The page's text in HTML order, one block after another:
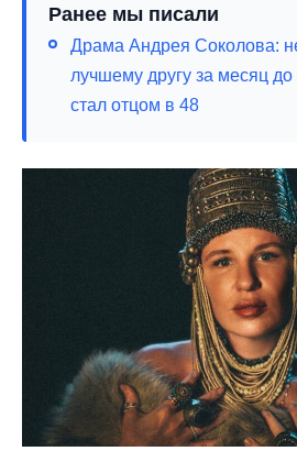
Ранее мы писали
Драма Андрея Соколова:
лучшему другу за месяц
стал отцом в 48